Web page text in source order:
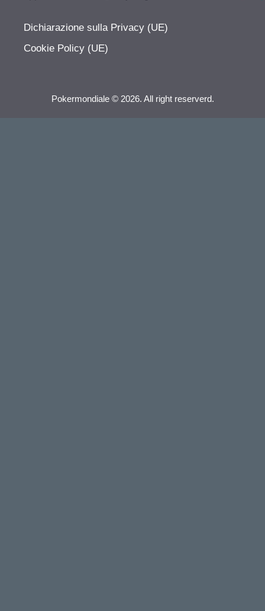
Dichiarazione sulla Privacy (UE)
Cookie Policy (UE)
Pokermondiale © 2026. All right reserverd.